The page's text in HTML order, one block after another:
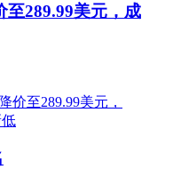
至289.99美元，成